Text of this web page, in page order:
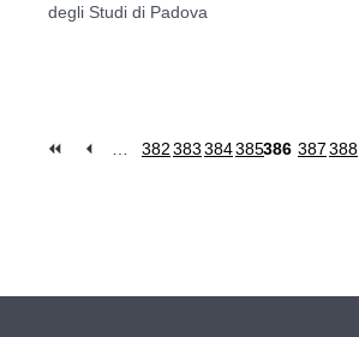
degli Studi di Padova
382383384385386 387388